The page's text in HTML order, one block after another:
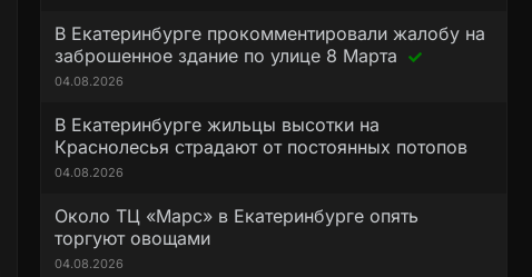
В Екатеринбурге прокомментировали жалобу на
заброшенное здание по улице 8 Марта
04.08.2026
В Екатеринбурге жильцы высотки на
Краснолесья страдают от постоянных потопов
04.08.2026
Около ТЦ «Марс» в Екатеринбурге опять
торгуют овощами
04.08.2026